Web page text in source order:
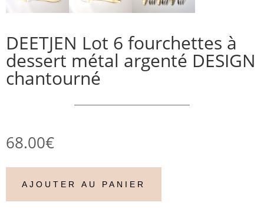
DEETJEN Lot 6 fourchettes à
dessert métal argenté DESIGN
chantourné
68.00€
AJOUTER AU PANIER